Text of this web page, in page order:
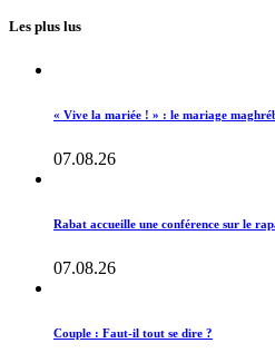
Les plus lus
« Vive la mariée ! » : le mariage
07.08.26
Rabat accueille une conférence sur le
07.08.26
Couple : Faut-il tout se dire ?